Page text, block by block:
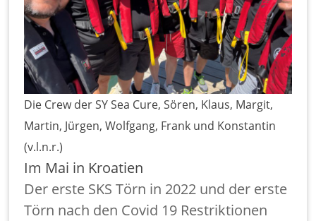
Die Crew der SY Sea Cure, Sören, Klaus, Margit,
Martin, Jürgen, Wolfgang, Frank und Konstantin
(v.l.n.r.)
Im Mai in Kroatien
Der erste SKS Törn in 2022 und der erste
Törn nach den Covid 19 Restriktionen